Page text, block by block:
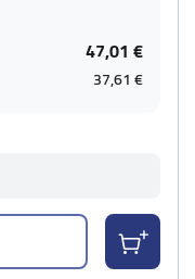
47,01 €
37,61 €